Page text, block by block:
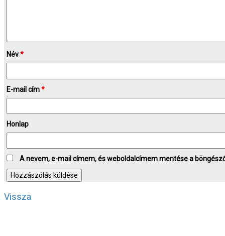
Név*
E-mail cím*
Honlap
A nevem, e-mail címem, és weboldalcímem mentése a
Vissza